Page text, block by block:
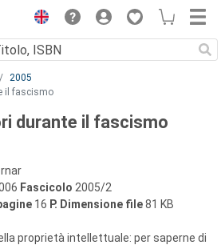
2005
il fascismo
durante il fascismo
Fascicolo 2005/2
16 P. Dimensione file81 KB
proprietà intellettuale: per saperne di